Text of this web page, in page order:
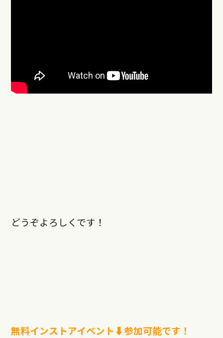
どうぞよろしくです！
無料インストアイベント⬇︎参加可能です！